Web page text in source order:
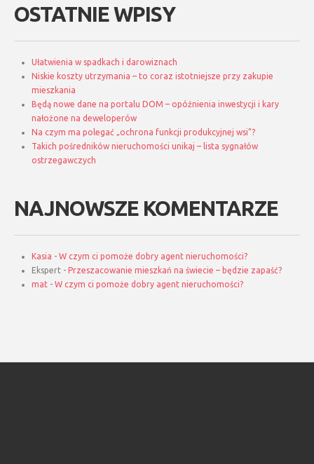
OSTATNIE WPISY
Ułatwienia w spadkach i darowiznach
Niskie koszty utrzymania – to coraz istotniejsze przy zakupie
mieszkania
Będą nowe dane na portalu DOM – opóźnienia inwestycji i kary
nałożone na deweloperów
Na czym ma polegać „ochrona funkcji produkcyjnej wsi”?
Takich pośredników nieruchomości unikaj – lista sygnałów
ostrzegawczych
NAJNOWSZE KOMENTARZE
Kasia - W czym ci pomoże dobry agent nieruchomości?
Ekspert - Przeszacowanie mieszkań na świecie – będzie zapaść?
mat - W czym ci pomoże dobry agent nieruchomości?